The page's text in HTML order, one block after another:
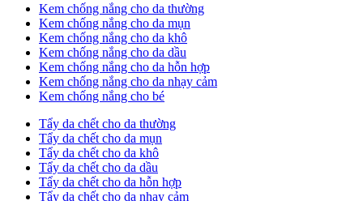
Kem chống nắng cho da thường
Kem chống nắng cho da mụn
Kem chống nắng cho da khô
Kem chống nắng cho da dầu
Kem chống nắng cho da hỗn hợp
Kem chống nắng cho da nhạy cảm
Kem chống nắng cho bé
Tẩy da chết cho da thường
Tẩy da chết cho da mụn
Tẩy da chết cho da khô
Tẩy da chết cho da dầu
Tẩy da chết cho da hỗn hợp
Tẩy da chết cho da nhạy cảm